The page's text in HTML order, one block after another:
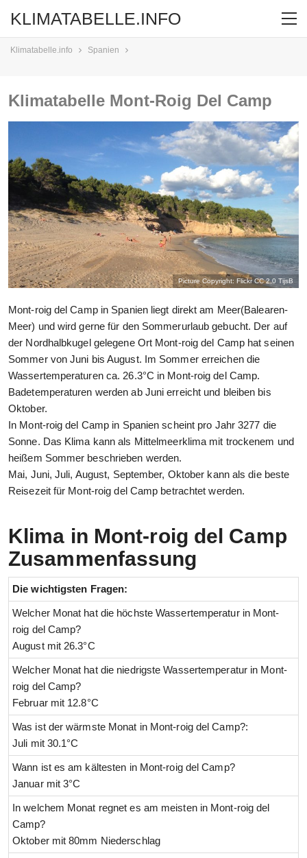
KLIMATABELLE.INFO
Klimatabelle.info Spanien
Klimatabelle Mont-Roig Del Camp
Picture Copyright: Flickr CC 2.0 TijsB
Mont-roig del Camp in Spanien liegt direkt am Meer(Balearen-
Meer) und wird gerne für den Sommerurlaub gebucht. Der auf
der Nordhalbkugel gelegene Ort Mont-roig del Camp hat seinen
Sommer von Juni bis August. Im Sommer erreichen die
Wassertemperaturen ca. 26.3°C in Mont-roig del Camp.
Badetemperaturen werden ab Juni erreicht und bleiben bis
Oktober.
In Mont-roig del Camp in Spanien scheint pro Jahr 3277 die
Sonne. Das Klima kann als Mittelmeerklima mit trockenem und
heißem Sommer beschrieben werden.
Mai, Juni, Juli, August, September, Oktober kann als die beste
Reisezeit für Mont-roig del Camp betrachtet werden.
Klima in Mont-roig del Camp
Zusammenfassung
Die wichtigsten Fragen:
Welcher Monat hat die höchste Wassertemperatur in Mont-
roig del Camp?
August mit 26.3°C
Welcher Monat hat die niedrigste Wassertemperatur in Mont-
roig del Camp?
Februar mit 12.8°C
Was ist der wärmste Monat in Mont-roig del Camp?:
Juli mit 30.1°C
Wann ist es am kältesten in Mont-roig del Camp?
Januar mit 3°C
In welchem Monat regnet es am meisten in Mont-roig del
Camp?
Oktober mit 80mm Niederschlag